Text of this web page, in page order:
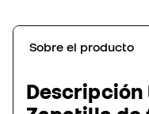
Sobre el producto